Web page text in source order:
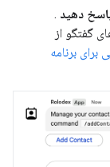
دهید .
گفتگو از
برنامه